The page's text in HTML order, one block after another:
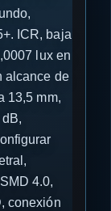
ICR, baja
lux en
alcance de
13,5 mm,
4.0,
conexión